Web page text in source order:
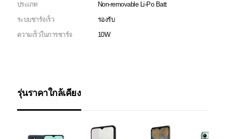
ประเภท
Non-removable Li-Po Batt
ระบบชาร์จเร็ว
รองรับ
ความเร็วในการชาร์จ
10W
รุ่นราคาใกล้เคียง